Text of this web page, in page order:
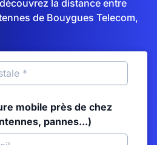
la distance entre
de Bouygues Telecom,
mobile près de chez
pannes...)